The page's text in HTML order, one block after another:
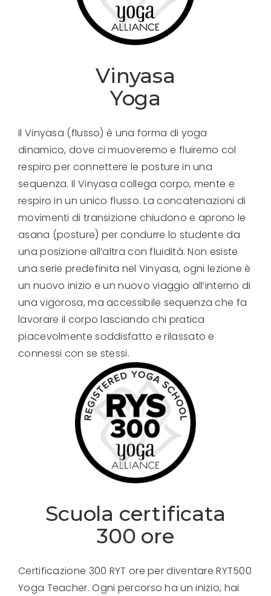
Vinyasa
Yoga
Il Vinyasa (flusso) è una forma di yoga
dinamico, dove ci muoveremo e fluiremo col
respiro per connettere le posture in una
sequenza. Il Vinyasa collega corpo, mente e
respiro in un unico flusso. La concatenazioni di
movimenti di transizione chiudono e aprono le
asana (posture) per condurre lo studente da
una posizione all’altra con fluidità. Non esiste
una serie predefinita nel Vinyasa, ogni lezione è
un nuovo inizio e un nuovo viaggio all’interno di
una vigorosa, ma accessibile sequenza che fa
lavorare il corpo lasciando chi pratica
piacevolmente soddisfatto e rilassato e
connessi con se stessi.
Scuola certificata
300 ore
Certificazione 300 RYT ore per diventare RYT500
Yoga Teacher. Ogni percorso ha un inizio, hai